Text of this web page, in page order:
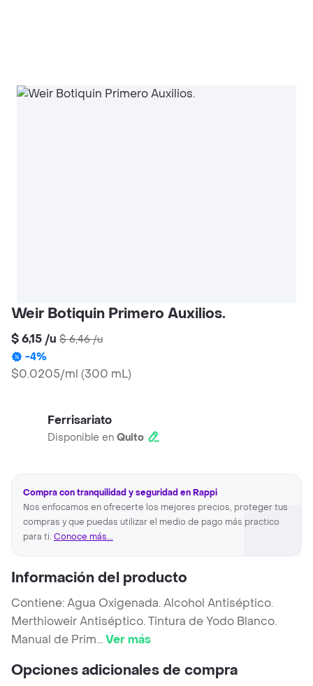
Weir Botiquin Primero Auxilios.
$ 6,15 /u $ 6,46/u
-4%
$0.0205/ml (300 mL)
Ferrisariato
Disponible en Quito
Compra con tranquilidad y seguridad en Rappi
Nos enfocamos en ofrecerte los mejores precios, proteger tus
compras y que puedas utilizar el medio de pago más practico
para ti. Conoce más...
Información del producto
Contiene: Agua Oxigenada. Alcohol Antiséptico.
Merthioweir Antiséptico. Tintura de Yodo Blanco.
Manual de Prim...Ver más
Opciones adicionales de compra